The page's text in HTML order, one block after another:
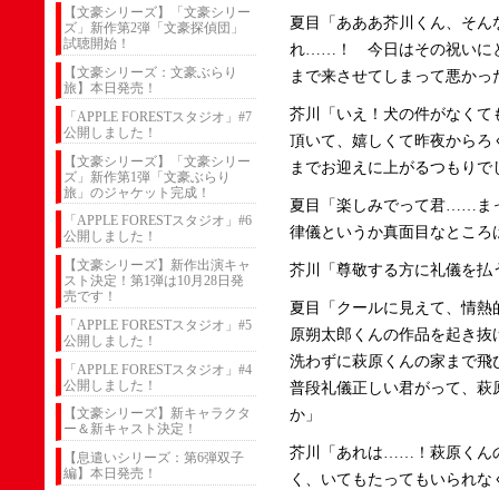
【文豪シリーズ】「文豪シリー
ズ」新作第2弾「文豪探偵団」
試聴開始！
【文豪シリーズ：文豪ぶらり
旅】本日発売！
「APPLE FORESTスタジオ」#7
公開しました！
【文豪シリーズ】「文豪シリー
ズ」新作第1弾「文豪ぶらり
旅」のジャケット完成！
「APPLE FORESTスタジオ」#6
公開しました！
【文豪シリーズ】新作出演キャ
スト決定！第1弾は10月28日発
売です！
「APPLE FORESTスタジオ」#5
公開しました！
「APPLE FORESTスタジオ」#4
公開しました！
【文豪シリーズ】新キャラクタ
ー＆新キャスト決定！
【息遣いシリーズ：第6弾双子
編】本日発売！
夏目「あああ芥川くん、そ
れ……！ 今日はその祝いに
まで来させてしまって悪かっ
芥川「いえ！犬の件がなく
頂いて、嬉しくて昨夜から
までお迎えに上がるつもりで
夏目「楽しみでって君……ま
律儀というか真面目なところ
芥川「尊敬する方に礼儀を
夏目「クールに見えて、情
原朔太郎くんの作品を起き
洗わずに萩原くんの家まで
普段礼儀正しい君がって、
か」
芥川「あれは……！萩原くん
く、いてもたってもいられ